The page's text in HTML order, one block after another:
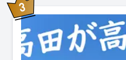
3位